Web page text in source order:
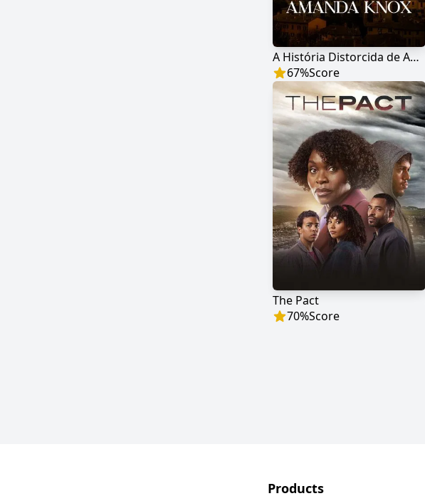
A História Distorcida de Amanda Knox
67%Score
The Pact
70%Score
Products